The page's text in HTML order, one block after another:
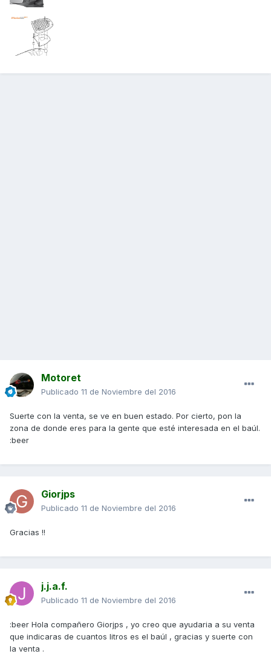
Motoret
Publicado 11 de Noviembre del 2016
Suerte con la venta, se ve en buen estado. Por cierto, pon la
zona de donde eres para la gente que esté interesada en el baúl.
:beer
Giorjps
Publicado 11 de Noviembre del 2016
Gracias !!
j.j.a.f.
Publicado 11 de Noviembre del 2016
:beer Hola compañero Giorjps , yo creo que ayudaria a su venta
que indicaras de cuantos litros es el baúl , gracias y suerte con
la venta .